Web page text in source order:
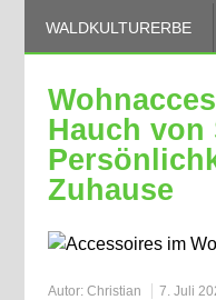
WALDKULTURERBE
Hauch von
Zuhause
Autor: Christian 7. Juli